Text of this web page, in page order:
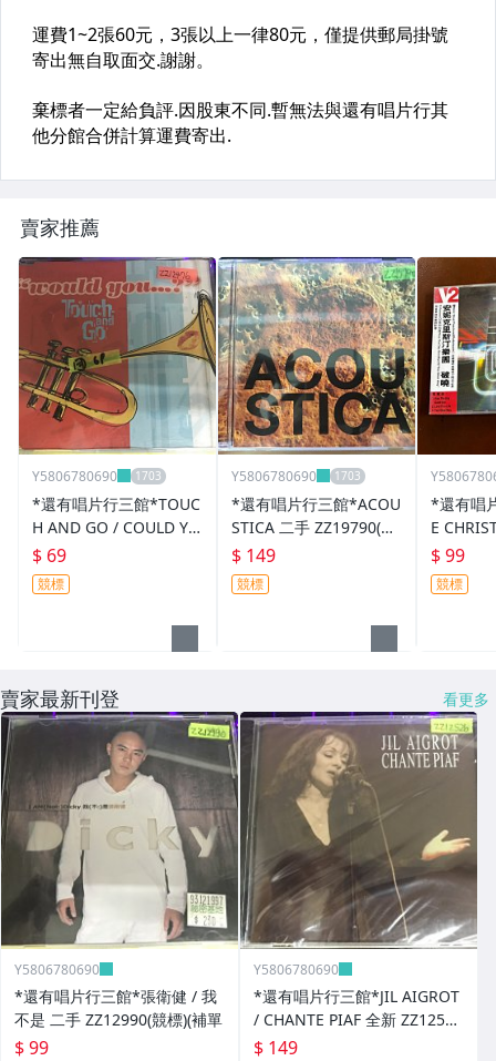
賣家推薦
Y5806780690
*還有唱片行三館*TOUC
H AND GO / COULD YO
U 二手 ZZ12476(競標)
$ 69
競標
Y5806780690
*還有唱片行三館*ACOU
STICA 二手 ZZ19790(競
標)
$ 149
競標
*還有唱
E
HT 全新
$ 99
競標
賣家最新刊登 看更多
Y5806780690
*還有唱片行三館*張衛健 / 我
不是 二手 ZZ12990(競標)(補單
$ 99
Y5806780690
*還有唱片行三館*JIL AIGROT
/ CHANTE PIAF 全新 ZZ12526
(競標)
$ 149